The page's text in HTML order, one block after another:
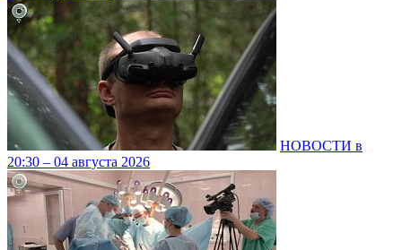
НОВОСТИ в
20:30 – 04 августа 2026